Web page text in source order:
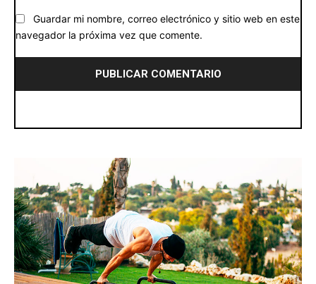
Guardar mi nombre, correo electrónico y sitio web en este
navegador la próxima vez que comente.